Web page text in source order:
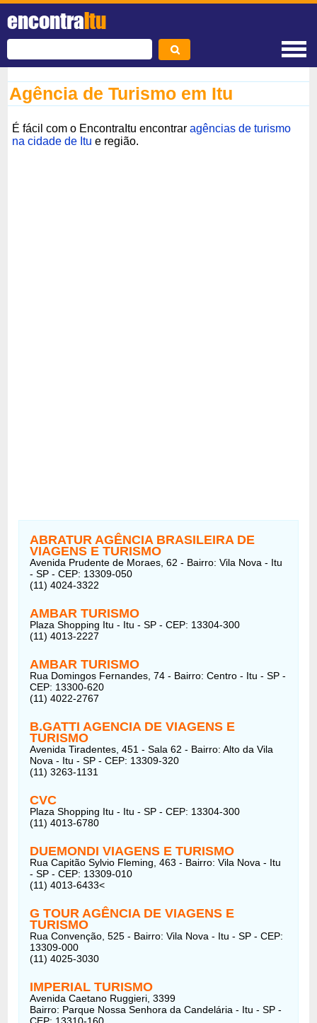
encontraItu
Agência de Turismo em Itu
É fácil com o EncontraItu encontraragências de turismo
na cidade de Itu e região.
ABRATUR AGÊNCIA BRASILEIRA DE
VIAGENS E TURISMO
Avenida Prudente de Moraes, 62 - Bairro: Vila Nova - Itu
- SP - CEP: 13309-050
(11) 4024-3322
AMBAR TURISMO
Plaza Shopping Itu - Itu - SP - CEP: 13304-300
(11) 4013-2227
AMBAR TURISMO
Rua Domingos Fernandes, 74 - Bairro: Centro - Itu - SP -
CEP: 13300-620
(11) 4022-2767
B.GATTI AGENCIA DE VIAGENS E
TURISMO
Avenida Tiradentes, 451 - Sala 62 - Bairro: Alto da Vila
Nova - Itu - SP - CEP: 13309-320
(11) 3263-1131
CVC
Plaza Shopping Itu - Itu - SP - CEP: 13304-300
(11) 4013-6780
DUEMONDI VIAGENS E TURISMO
Rua Capitão Sylvio Fleming, 463 - Bairro: Vila Nova - Itu
- SP - CEP: 13309-010
(11) 4013-6433<
G TOUR AGÊNCIA DE VIAGENS E
TURISMO
Rua Convenção, 525 - Bairro: Vila Nova - Itu - SP - CEP:
13309-000
(11) 4025-3030
IMPERIAL TURISMO
Avenida Caetano Ruggieri, 3399
Bairro: Parque Nossa Senhora da Candelária - Itu - SP -
CEP: 13310-160